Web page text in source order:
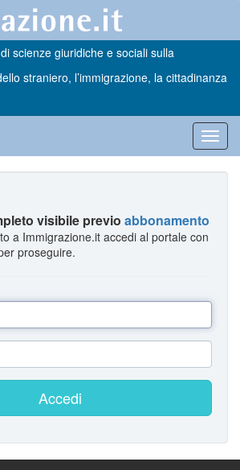
scienze giuridiche e sociali sulla
straniero, l’immigrazione, la cittadinanza
visibile previo abbonamento
a Immigrazione.it accedi al portale con
proseguire.
Accedi